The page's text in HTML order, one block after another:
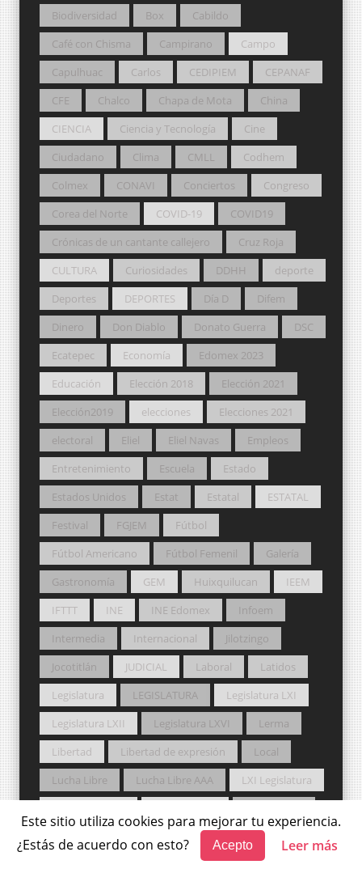
Este sitio utiliza cookies para mejorar tu experiencia.
¿Estás de acuerdo con esto?
Acepto Leer más
Biodiversidad
Box
Cabildo
Café con Chisma
Campirano
Campo
Capulhuac
Carlos CEDIPIEM
CEPANAF
CFE
Chalco Chapa de Mota
China
CIENCIA
Ciencia y Tecnología
Cine
Ciudadano
Clima CMLL
Codhem
Colmex
CONAVI Conciertos
Congreso
Corea del Norte
COVID-19
COVID19
Crónicas de un cantante callejero
Cruz Roja
CULTURA
Curiosidades DDHH
deporte
Deportes
DEPORTES Día D
Difem
Dinero
Don Diablo Donato Guerra
DSC
Ecatepec
Economía
Edomex 2023
Educación
Elección 2018
Elección 2021
Elección2019
elecciones
Elecciones 2021
electoral
Eliel Eliel Navas
Empleos
Entretenimiento
Escuela
Estado
Estados Unidos
Estat Estatal
ESTATAL
Festival
FGJEM
Fútbol
Fútbol Americano
Fútbol Femenil
Galería
Gastronomía
GEM Huixquilucan
IEEM
IFTTT
INE INE Edomex
Infoem
Intermedia
Internacional
Jilotzingo
Jocotitlán
JUDICIAL Laboral
Latidos
Legislatura
LEGISLATURA
Legislatura LXI
Legislatura LXII
Legislatura LXVI
Lerma
Libertad
Libertad de expresión
Local
Lucha Libre
Lucha Libre AAA
LXI Legislatura
MC
Medio Ambiente
Metepec
México magia y libertad